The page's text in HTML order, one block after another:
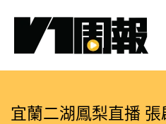
宜蘭二湖鳳梨直播